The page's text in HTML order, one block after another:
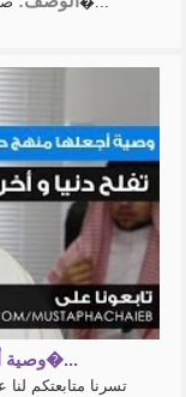
وصية أجعلها منهج حياتك تفلح دنيا و أخر�...
تسرنا متابعتكم